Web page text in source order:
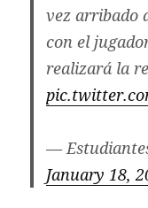
vez arribado
con el
realizará la
—
January 18,